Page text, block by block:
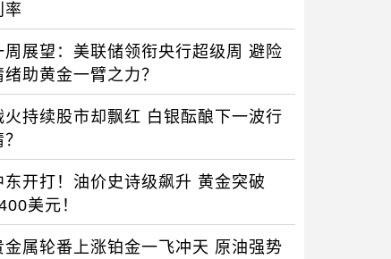
率
周展望：美联储领衔央行超级周 避险
绪助黄金一臂之力？
火持续股市却飘红 白银酝酿下一波行
东开打！油价史诗级飙升 黄金突破
美元！
金属轮番上涨铂金一飞冲天 原油强势